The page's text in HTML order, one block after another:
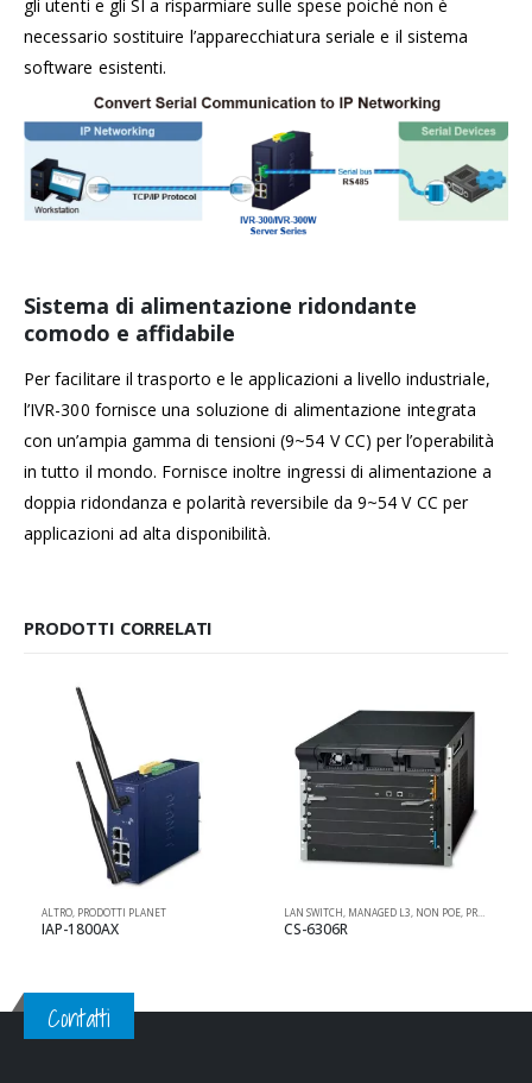
gli utenti e gli SI a risparmiare sulle spese poiché non è
necessario sostituire l’apparecchiatura seriale e il sistema
software esistenti.
Sistema di alimentazione ridondante
comodo e affidabile
Per facilitare il trasporto e le applicazioni a livello industriale,
l’IVR-300 fornisce una soluzione di alimentazione integrata
con un’ampia gamma di tensioni (9~54 V CC) per l’operabilità
in tutto il mondo. Fornisce inoltre ingressi di alimentazione a
doppia ridondanza e polarità reversibile da 9~54 V CC per
applicazioni ad alta disponibilità.
PRODOTTI CORRELATI
ALTRO PRODOTTI PLANET
IAP-1800AX
LAN SWITCH MANAGED L3 NON POE PRODOTTI PLANET
CS-6306R
Contatti